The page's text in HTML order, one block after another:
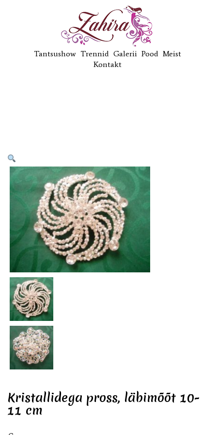
Tantsushow Trennid Galerii Pood Meist
Kontakt
Kristallidega pross, läbimõõt 10-
11 cm